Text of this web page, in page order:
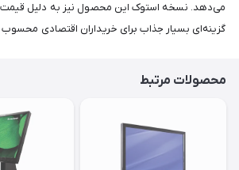
می‌دهد. نسخه استوک این محصول نیز به دلیل قیمت
گزینه‌ای بسیار جذاب برای خریداران اقتصادی
محصولات مرتبط